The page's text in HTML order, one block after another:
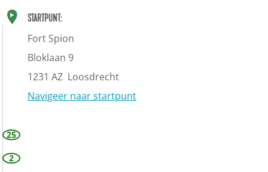
STARTPUNT:
Fort Spion
Bloklaan 9
1231 AZ Loosdrecht
Navigeer naar startpunt
25
2